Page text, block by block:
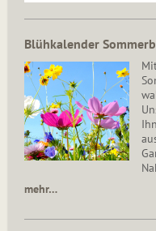
Blühkalender
mehr…